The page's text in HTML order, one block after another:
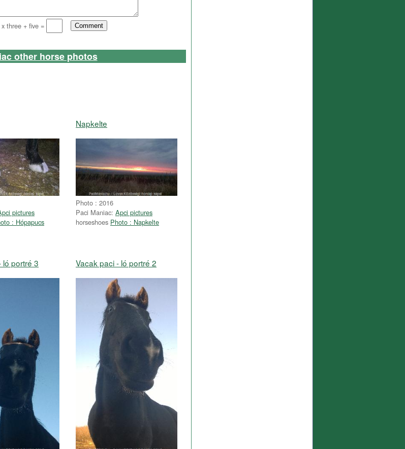
three + five =
other horse photos
pictures
: Hópapucs
Napkelte
Photo : 2016
Paci Maniac: Apci pictures
horseshoes Photo : Napkelte
ló portré 3 Vacak paci - ló portré 2